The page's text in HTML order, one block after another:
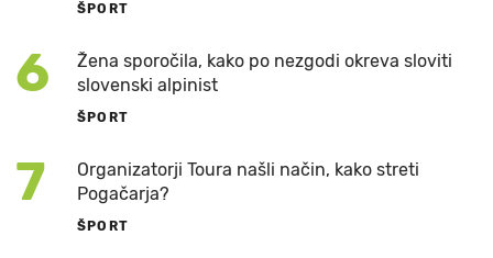
ŠPORT
6
Žena sporočila, kako po nezgodi okreva sloviti
slovenski alpinist
ŠPORT
7
Organizatorji Toura našli način, kako streti
Pogačarja?
ŠPORT